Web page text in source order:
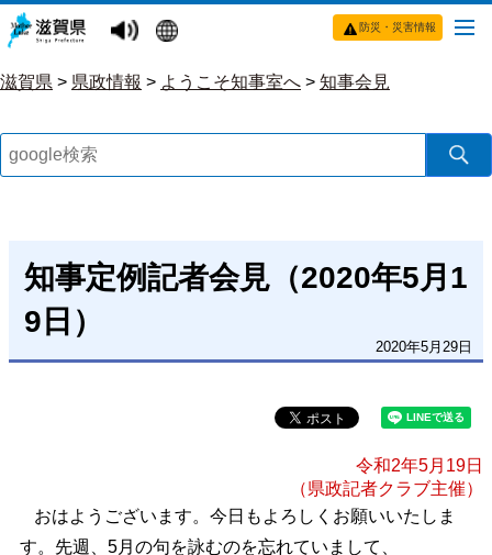
防災・災害情報
滋賀県 > 県政情報 > ようこそ知事室へ > 知事会見
知事定例記者会見（2020年5月1
9日）
2020年5月29日
令和2年5月19日
（県政記者クラブ主催）
おはようございます。今日もよろしくお願いいたしま
す。先週、5月の句を詠むのを忘れていまして、